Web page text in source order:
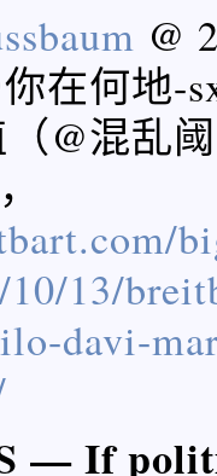
@
在何地-
@混乱
13/
davi-
— If